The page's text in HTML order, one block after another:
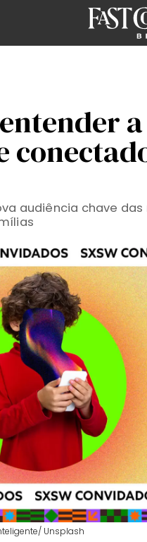
audiência chave
Unsplash